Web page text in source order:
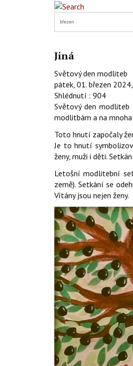
Jiná
Světový den modliteb
pátek, 01. březen
Shlédnutí : 904
Světový den modliteb
modlitbám a na
Toto hnutí započaly
Je to hnutí
ženy, muži i děti.
Letošní modlitební
země). Setkání se
Vítány jsou nejen ženy.